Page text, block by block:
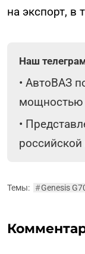
на экспорт, в
Наш
• АвтоВАЗ
мощностью
•
Темы: #Genesis